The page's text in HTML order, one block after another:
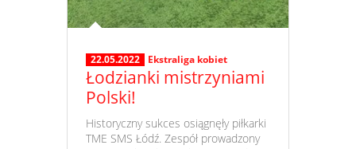
22.05.2022 Ekstraliga kobiet
Łodzianki mistrzyniami
Polski!
​ Historyczny sukces osiągnęły piłkarki
TME SMS Łódź. Zespół prowadzony